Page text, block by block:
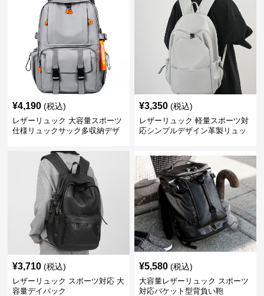
¥4,190 (税込)
レザーリュック 大容量スポーツ
仕様リュックサック多収納デザ
¥3,350 (税込)
レザーリュック 軽量スポーツ対
応シンプルデザイン革製リュッ
¥3,710 (税込)
レザーリュック スポーツ対応 大
容量デイパック
¥5,580 (税込)
大容量レザーリュック スポーツ
対応バケット型背負い鞄